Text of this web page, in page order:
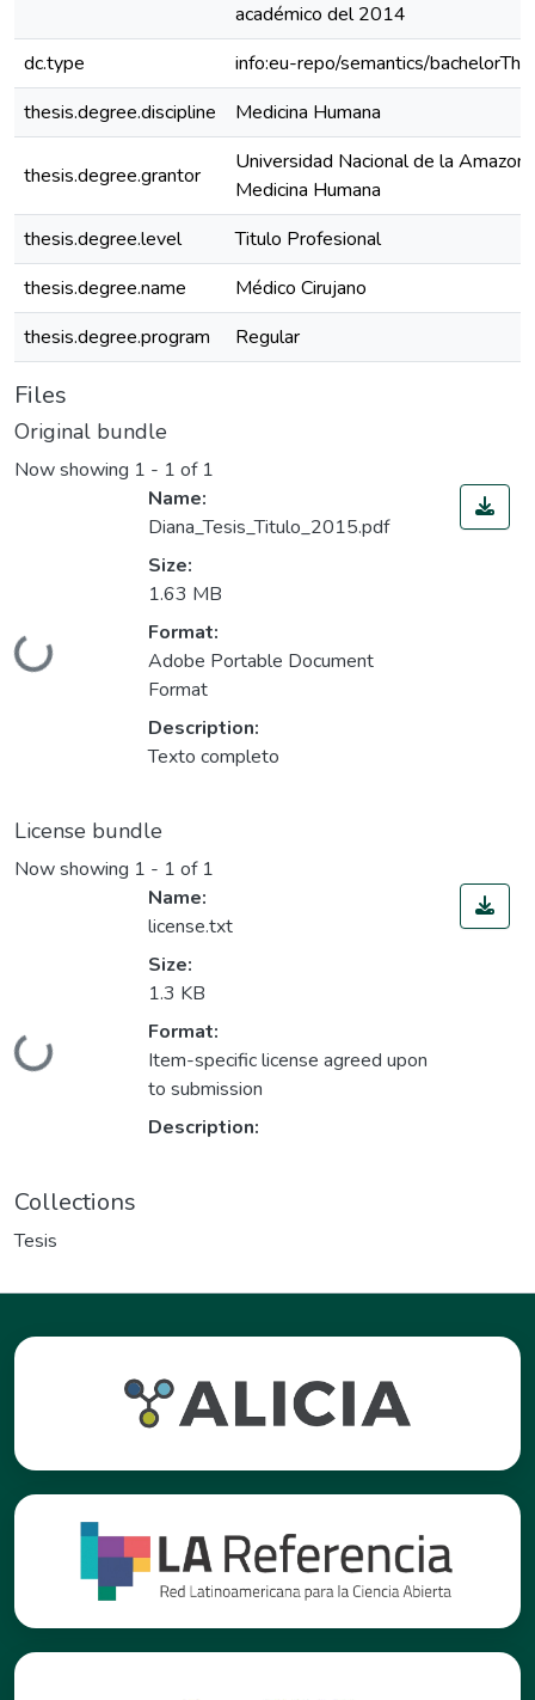
académico del 2014
dc.type
info:eu-repo/semantics/
thesis.degree.discipline
Medicina Humana
thesis.degree.grantor
Universidad Nacional de la
Medicina Humana
thesis.degree.level
Titulo Profesional
thesis.degree.name
Médico Cirujano
thesis.degree.program
Regular
Files
Original bundle
Now showing 1 - 1 of 1
Loading...
Name:
Diana_Tesis_Titulo_2015.pdf
Size:
1.63 MB
Format:
Adobe Portable Document
Format
Description:
Texto completo
License bundle
Now showing 1 - 1 of 1
Loading...
Name:
license.txt
Size:
1.3 KB
Format:
Item-specific license agreed upon
to submission
Description:
Collections
Tesis